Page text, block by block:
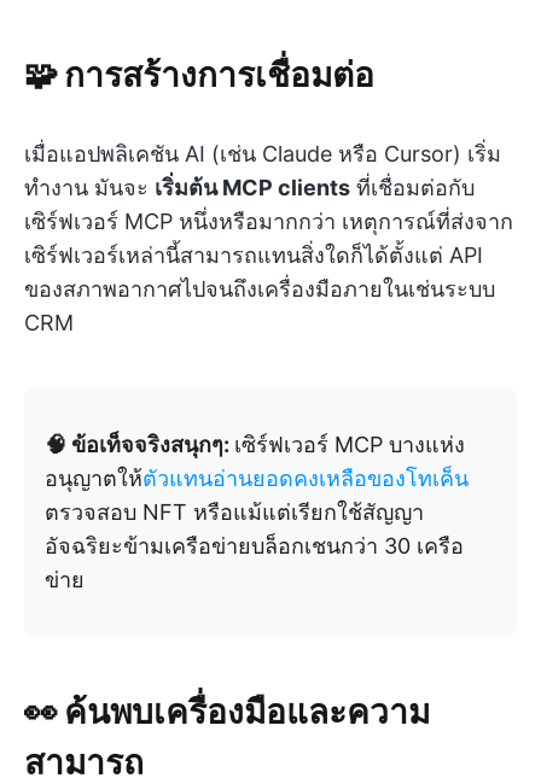
🧩 การสร้างการเชื่อมต่อ
เมื่อแอปพลิเคชัน AI (เช่น Claude หรือ Cursor) เริ่ม
ทำงาน มันจะ เริ่มต้น MCP clients ที่เชื่อมต่อกับ
เซิร์ฟเวอร์ MCP หนึ่งหรือมากกว่า เหตุการณ์ที่ส่งจาก
เซิร์ฟเวอร์เหล่านี้สามารถแทนสิ่งใดก็ได้ตั้งแต่ API
ของสภาพอากาศไปจนถึงเครื่องมือภายในเช่นระบบ
CRM
🧠 ข้อเท็จจริงสนุกๆ: เซิร์ฟเวอร์ MCP บางแห่ง
อนุญาตให้ตัวแทนอ่านยอดคงเหลือของโทเค็น
ตรวจสอบ NFT หรือแม้แต่เรียกใช้สัญญา
อัจฉริยะข้ามเครือข่ายบล็อกเชนกว่า 30 เครือ
ข่าย
👀 ค้นพบเครื่องมือและความ
สามารถ